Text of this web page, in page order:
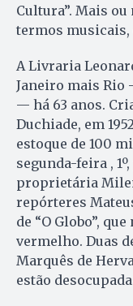
Cultura”. Mais
termos musicais,
A Livraria
Janeiro mais Rio
— há 63 anos.
Duchiade, em
estoque de 100
segunda-feira ,
proprietária
repórteres
de “O Globo”,
vermelho. Duas
Marquês de
estão